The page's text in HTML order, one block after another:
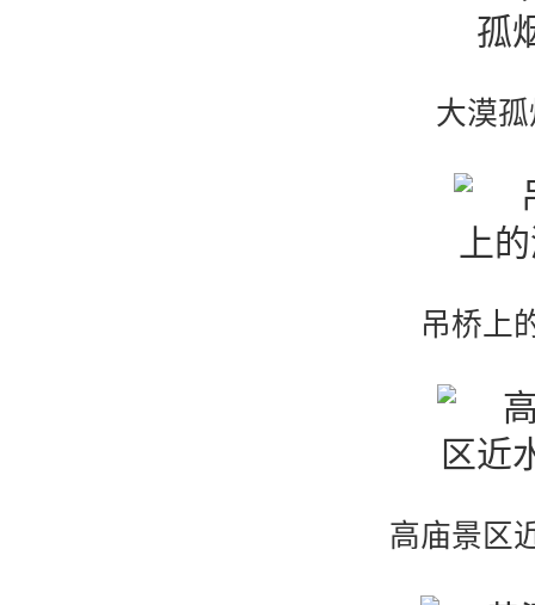
大漠
吊桥上
高庙景区